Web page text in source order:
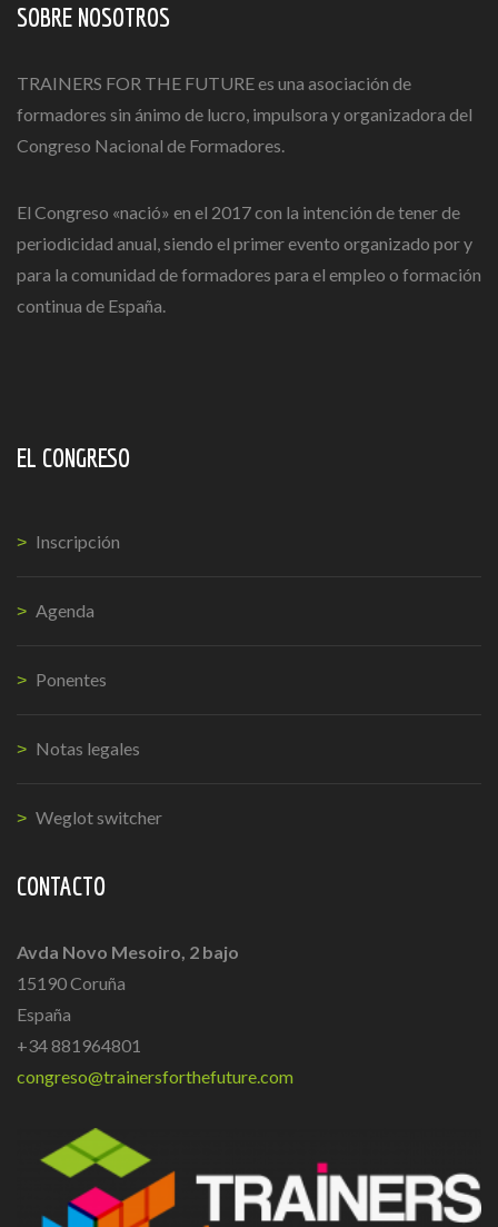
SOBRE NOSOTROS
TRAINERS FOR THE FUTURE es una asociación de
formadores sin ánimo de lucro, impulsora y organizadora del
Congreso Nacional de Formadores.
El Congreso «nació» en el 2017 con la intención de tener de
periodicidad anual, siendo el primer evento organizado por y
para la comunidad de formadores para el empleo o formación
continua de España.
EL CONGRESO
Inscripción
Agenda
Ponentes
Notas legales
Weglot switcher
CONTACTO
Avda Novo Mesoiro, 2 bajo
15190 Coruña
España
+34 881964801
congreso@trainersforthefuture.com